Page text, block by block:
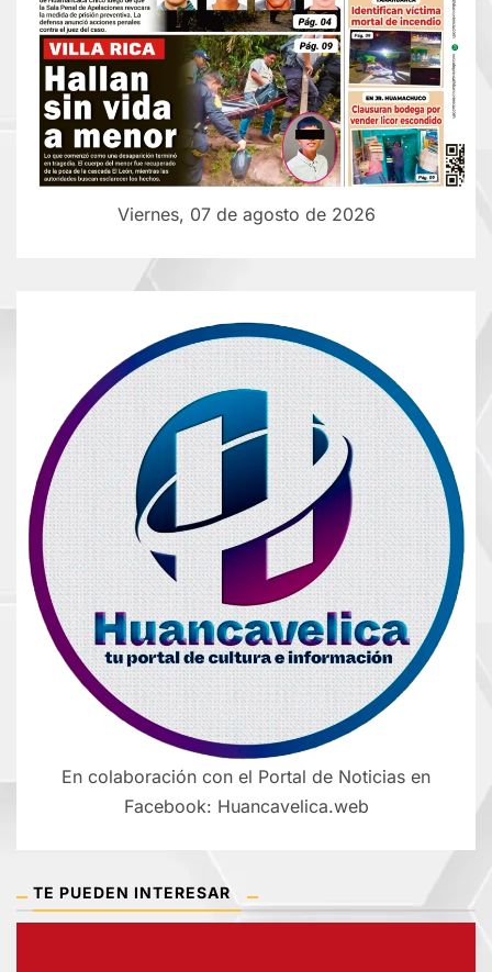
Viernes, 07 de agosto de 2026
En colaboración con el Portal de Noticias en
Facebook: Huancavelica.web
TE PUEDEN INTERESAR